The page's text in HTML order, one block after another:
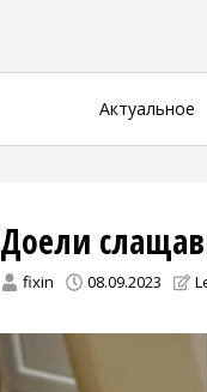
Актуальное
Доели
fixin 08.09.2023